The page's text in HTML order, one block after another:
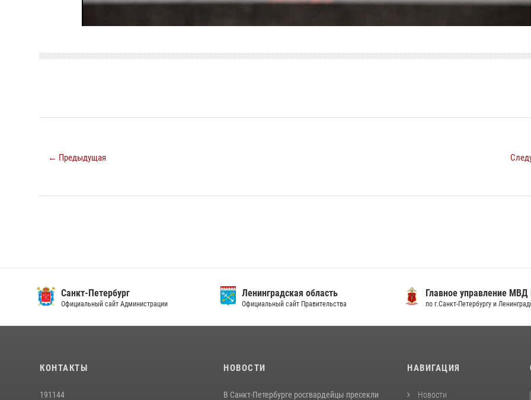
← Предыдущая
Санкт-Петербург
Официальный сайт Администрации
Ленинградская область
Официальный сайт Правительства
Главное управление МВД
по г.Санкт-Петербургу и
КОНТАКТЫ
191144
НОВОСТИ
В Санкт-Петербурге росгвардейцы пресекли
НАВИГАЦИЯ
Новости